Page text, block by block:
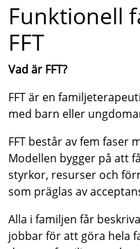
Funktionell
FFT
Vad är FFT?
FFT är en
med barn eller
FFT består av fem faser
Modellen bygger på att
styrkor, resurser och
som präglas av
Alla i familjen får
jobbar för att göra hela